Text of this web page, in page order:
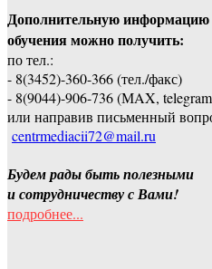
Дополнительную информацию
обучения можно получить:
по тел.:
- 8(3452)-360-366 (тел./факс)
- 8(9044)-906-736 (МAX,
или направив письменный
centrmediacii72@mail.ru
Будем рады быть полезными
и сотрудничеству с Вами!
подробнее...